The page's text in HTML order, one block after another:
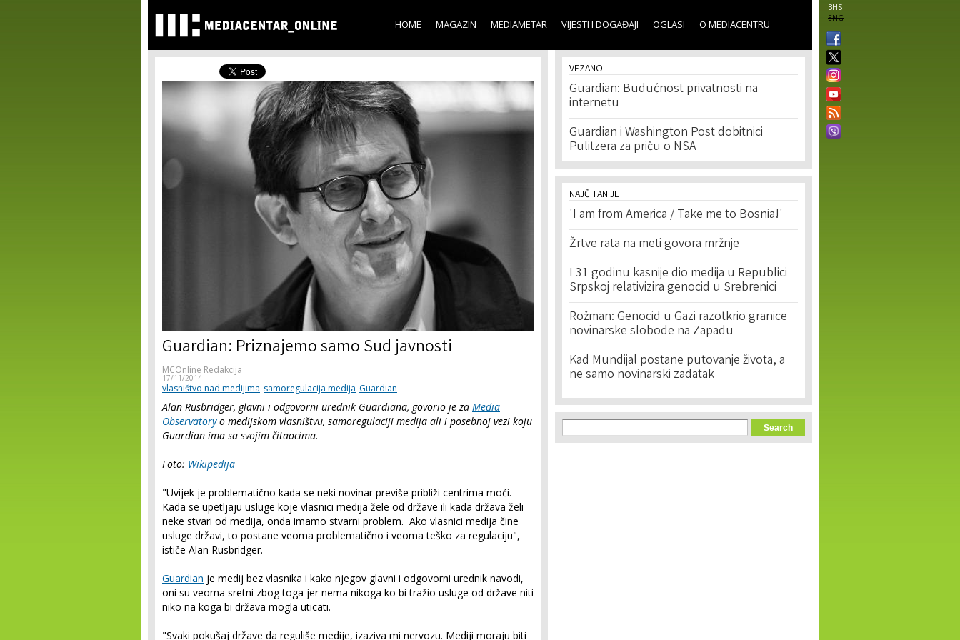
main
content
BHS
ENG
HOME MAGAZIN MEDIAMETAR VIJESTI I DOGAĐAJI OGLASI O MEDIACENTRU
Guardian: Priznajemo samo Sud javnosti
MCOnline Redakcija
17/11/2014
vlasništvo nad medijima samoregulacija medija Guardian
Alan Rusbridger, glavni i odgovorni urednik Guardiana, govorio je za Media
Observatoryo medijskom vlasništvu, samoregulaciji medija ali i posebnoj vezi koju
Guardian ima sa svojim čitaocima.
Foto: Wikipedija
"Uvijek je problematično kada se neki novinar previše približi centrima moći.
Kada se upetljaju usluge koje vlasnici medija žele od države ili kada država želi
neke stvari od medija, onda imamo stvarni problem. Ako vlasnici medija čine
usluge državi, to postane veoma problematično i veoma teško za regulaciju",
ističe Alan Rusbridger.
Guardian je medij bez vlasnika i kako njegov glavni i odgovorni urednik navodi,
oni su veoma sretni zbog toga jer nema nikoga ko bi tražio usluge od države niti
niko na koga bi država mogla uticati.
"Svaki pokušaj države da reguliše medije, izaziva mi nervozu. Mediji moraju biti
VEZANO
Guardian: Budućnost privatnosti na
internetu
Guardian i Washington Post dobitnici
Pulitzera za priču o NSA
NAJČITANIJE
'I am from America / Take me to Bosnia!'
Žrtve rata na meti govora mržnje
I 31 godinu kasnije dio medija u Republici
Srpskoj relativizira genocid u Srebrenici
Rožman: Genocid u Gazi razotkrio granice
novinarske slobode na Zapadu
Kad Mundijal postane putovanje života, a
ne samo novinarski zadatak
Search form
Search